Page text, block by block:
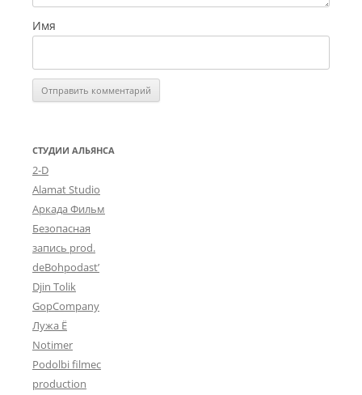
Имя
СТУДИИ АЛЬЯНСА
2-D
Alamat Studio
Аркада Фильм
Безопасная
запись prod.
deBohpodast’
Djin Tolik
GopCompany
Лужа Ё
Notimer
Podolbi filmec
production